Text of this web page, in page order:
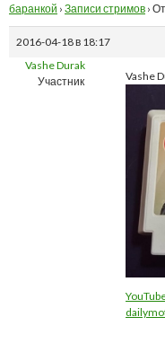
баранкой › Записи стримов ›
2016-04-18 в 18:17
Vashe Durak
Участник
Vashe